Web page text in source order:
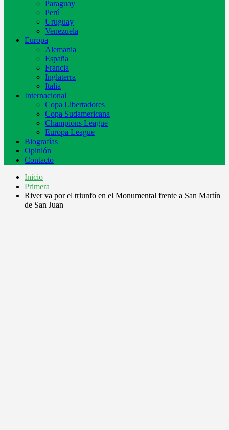
Paraguay
Perú
Uruguay
Venezuela
Europa
Alemania
España
Francia
Inglaterra
Italia
Internacional
Copa Libertadores
Copa Sudamericana
Champions League
Europa League
Biografías
Opinión
Contacto
Inicio
Primera
River va por el triunfo en el Monumental frente a San Martín
de San Juan